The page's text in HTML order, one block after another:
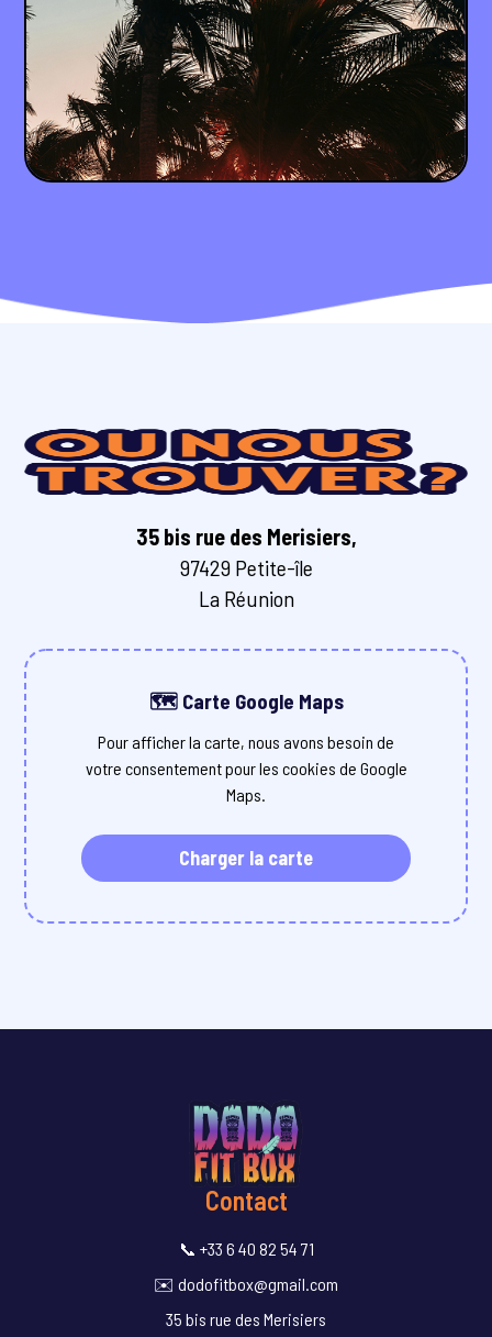
35 bis rue des Merisiers,
97429 Petite-île
La Réunion
🗺️ Carte Google Maps
Pour afficher la carte, nous avons besoin de
votre consentement pour les cookies de Google
Maps.
Charger la carte
Contact
📞 +33 6 40 82 54 71
✉️ dodofitbox@gmail.com
35 bis rue des Merisiers